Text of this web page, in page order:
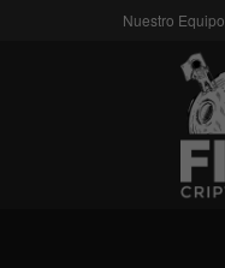
Nuestro Equipo